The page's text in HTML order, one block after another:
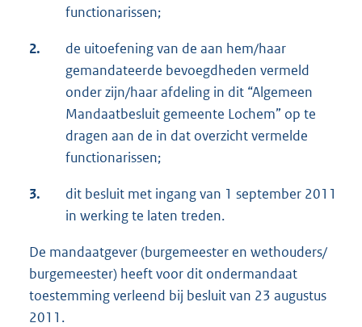
functionarissen;
2.
de uitoefening van de aan hem/haar
gemandateerde bevoegdheden vermeld
onder zijn/haar afdeling in dit “Algemeen
Mandaatbesluit gemeente Lochem” op te
dragen aan de in dat overzicht vermelde
functionarissen;
3.
dit besluit met ingang van 1 september 2011
in werking te laten treden.
De mandaatgever (burgemeester en wethouders/
burgemeester) heeft voor dit ondermandaat
toestemming verleend bij besluit van 23 augustus
2011.